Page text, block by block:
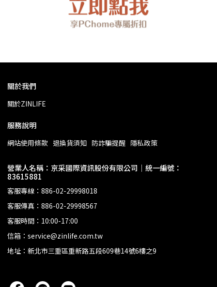
關於我們
關於ZINLIFE
服務說明
網站使用條款 退換貨須知 防詐騙提醒 隱私政策
營業人名稱：京采國際資訊股份有限公司｜統一編號：
83615881
客服專線：886-02-29998018
客服傳真：886-02-29998567
客服時間：10:00-17:00
信箱：service@zinlife.com.tw
地址：新北市三重區重新路五段609巷14號6樓之9